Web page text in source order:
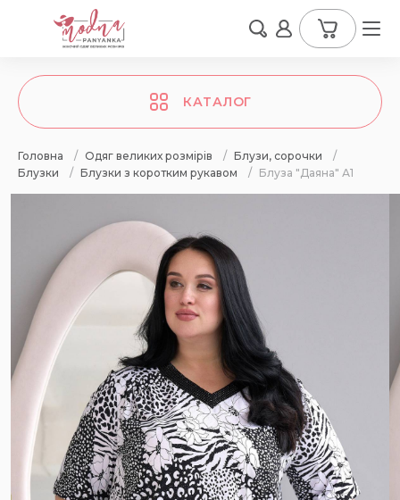
КАТАЛОГ
Головна / Одяг великих розмірів / Блузи, сорочки
/
Блузки
/ Блузки з коротким рукавом / Блуза "Даяна" А1